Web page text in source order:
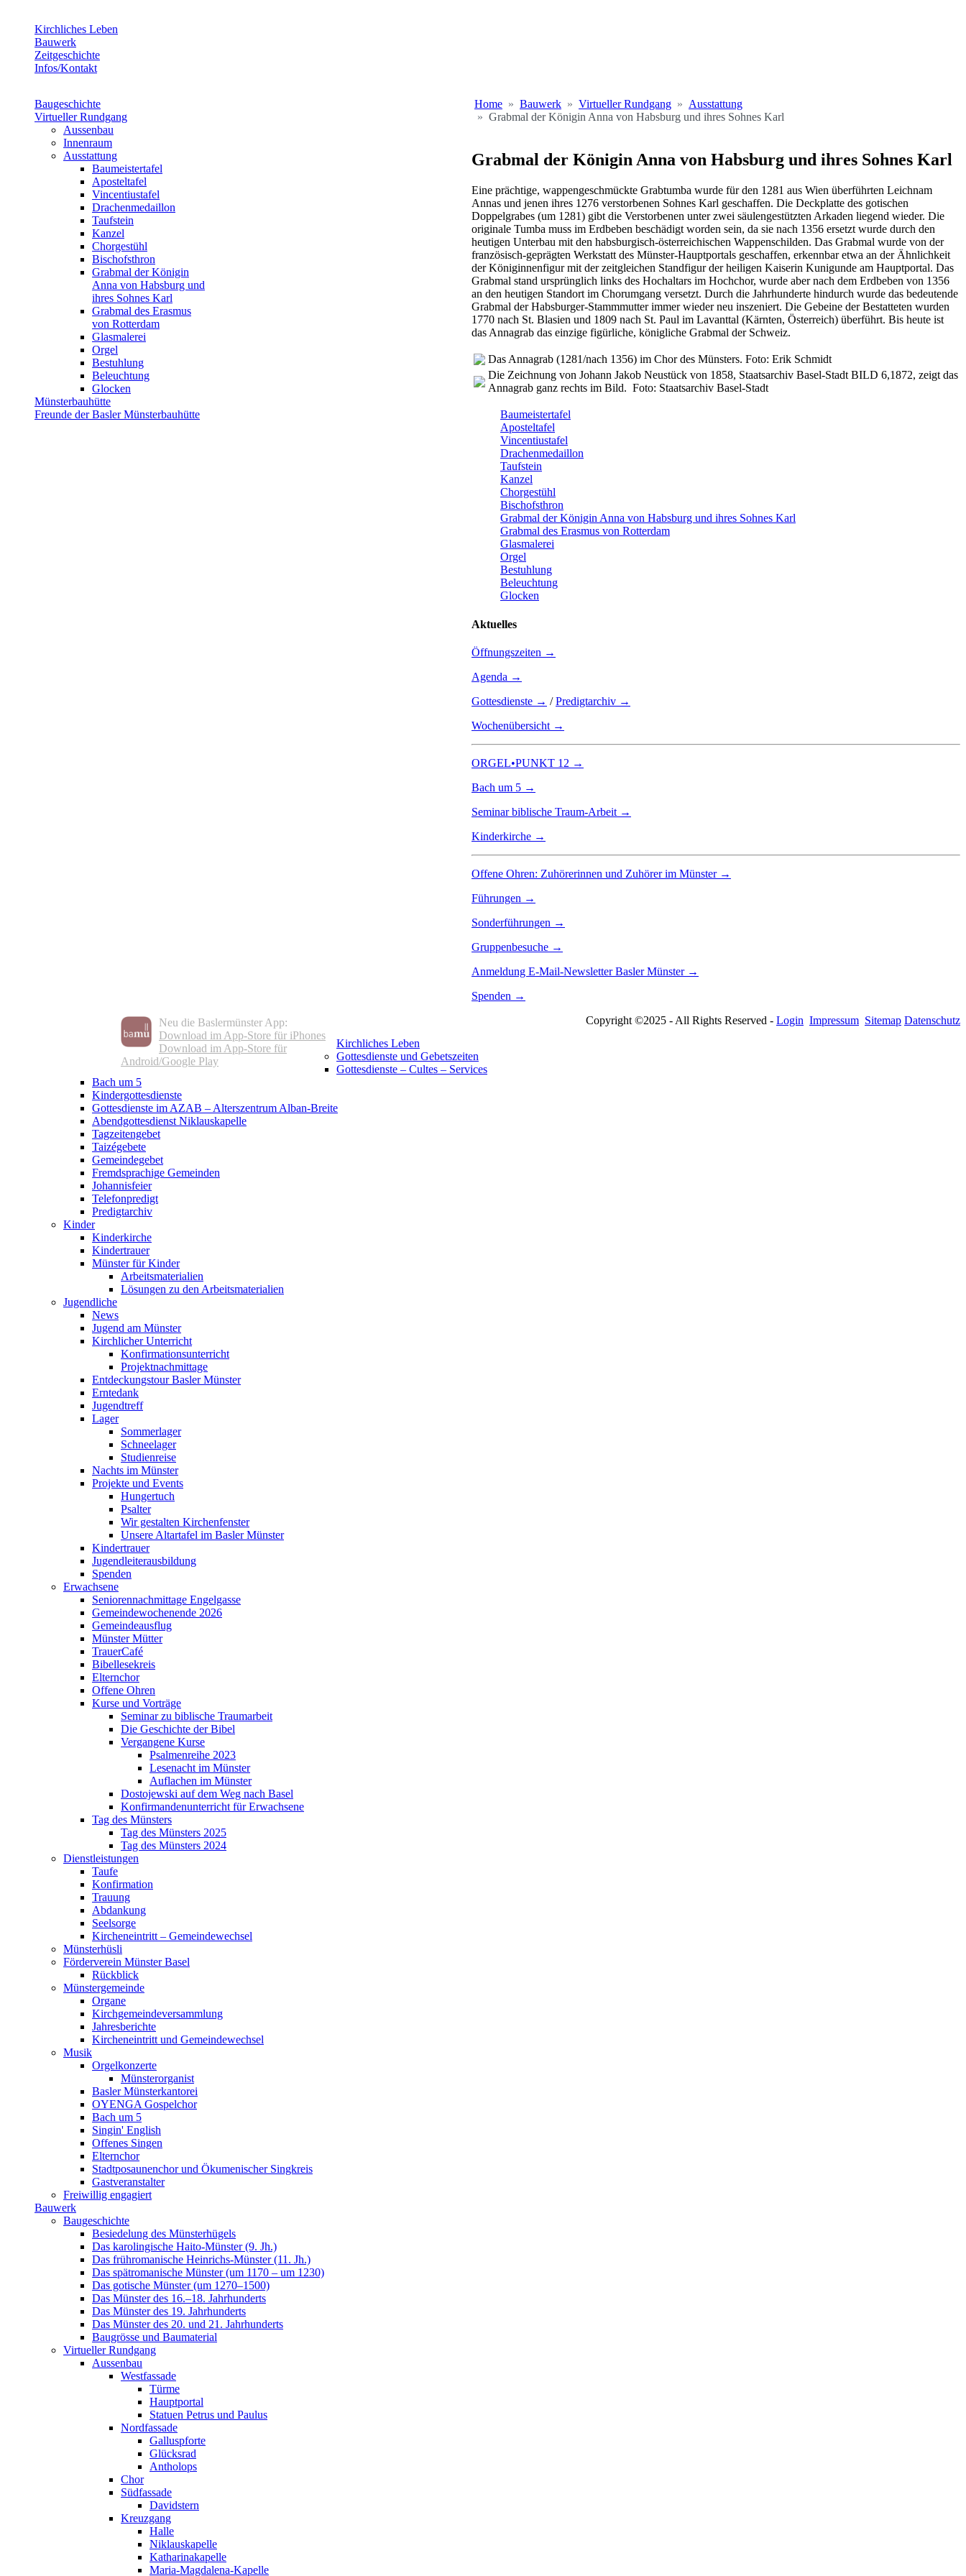
Kirchliches Leben
Bauwerk
Zeitgeschichte
Infos/Kontakt
Baugeschichte
Virtueller Rundgang
Aussenbau
Innenraum
Ausstattung
Baumeistertafel
Aposteltafel
Vincentiustafel
Drachenmedaillon
Taufstein
Kanzel
Chorgestühl
Bischofsthron
Grabmal der Königin
Anna von Habsburg und
ihres Sohnes Karl
Grabmal des Erasmus
von Rotterdam
Glasmalerei
Orgel
Bestuhlung
Beleuchtung
Glocken
Münsterbauhütte
Freunde der Basler Münsterbauhütte
Home Bauwerk Virtueller Rundgang
Ausstattung
Grabmal der Königin Anna von Habsburg und ihres Sohnes Karl
Grabmal der Königin Anna von Habsburg und ihres Sohnes Karl
Eine prächtige, wappengeschmückte Grabtumba wurde für den 1281 aus Wien überführten Leichnam
Annas und jenen ihres 1276 verstorbenen Sohnes Karl geschaffen. Die Deckplatte des gotischen
Doppelgrabes (um 1281) gibt die Verstorbenen unter zwei säulengestützten Arkaden liegend wieder. Die
originale Tumba muss im Erdbeben beschädigt worden sein, da sie nach 1356 ersetzt wurde durch den
heutigen Unterbau mit den habsburgisch-österreichischen Wappenschilden. Das Grabmal wurde von der
französisch-geprägten Werkstatt des Münster-Hauptportals geschaffen, erkennbar etwa an der Ähnlichkeit
der Königinnenfigur mit der zeitgleichen Standfigur der heiligen Kaiserin Kunigunde am Hauptportal. Das
Grabmal stand ursprünglich links des Hochaltars im Hochchor, wurde aber nach dem Erdbeben von 1356
an den heutigen Standort im Chorumgang versetzt. Durch die Jahrhunderte hindurch wurde das bedeutende
Grabmal der Habsburger-Stammmutter immer wieder neu inszeniert. Die Gebeine der Bestatteten wurden
1770 nach St. Blasien und 1809 nach St. Paul im Lavanttal (Kärnten, Österreich) überführt. Bis heute ist
das Annagrab das einzige figürliche, königliche Grabmal der Schweiz.
Das Annagrab (1281/nach 1356) im Chor des Münsters. Foto: Erik Schmidt
Die Zeichnung von Johann Jakob Neustück von 1858, Staatsarchiv Basel-Stadt BILD 6,1872, zeigt das
Annagrab ganz rechts im Bild. Foto: Staatsarchiv Basel-Stadt
Baumeistertafel
Aposteltafel
Vincentiustafel
Drachenmedaillon
Taufstein
Kanzel
Chorgestühl
Bischofsthron
Grabmal der Königin Anna von Habsburg und ihres Sohnes Karl
Grabmal des Erasmus von Rotterdam
Glasmalerei
Orgel
Bestuhlung
Beleuchtung
Glocken
Aktuelles
Öffnungszeiten →
Agenda →
Gottesdienste → /Predigtarchiv →
Wochenübersicht →
ORGEL•PUNKT 12 →
Bach um 5 →
Seminar biblische Traum-Arbeit →
Kinderkirche →
Offene Ohren: Zuhörerinnen und Zuhörer im Münster →
Führungen →
Sonderführungen →
Gruppenbesuche →
Anmeldung E-Mail-Newsletter Basler Münster →
Spenden →
Neu die Baslermünster App:
Download im App-Store für iPhones
Download im App-Store für
Android/Google Play
Copyright ©2025 - All Rights Reserved - Login Impressum Sitemap Datenschutz
Kirchliches Leben
Gottesdienste und Gebetszeiten
Gottesdienste – Cultes – Services
Bach um 5
Kindergottesdienste
Gottesdienste im AZAB – Alterszentrum Alban-Breite
Abendgottesdienst Niklauskapelle
Tagzeitengebet
Taizégebete
Gemeindegebet
Fremdsprachige Gemeinden
Johannisfeier
Telefonpredigt
Predigtarchiv
Kinder
Kinderkirche
Kindertrauer
Münster für Kinder
Arbeitsmaterialien
Lösungen zu den Arbeitsmaterialien
Jugendliche
News
Jugend am Münster
Kirchlicher Unterricht
Konfirmationsunterricht
Projektnachmittage
Entdeckungstour Basler Münster
Erntedank
Jugendtreff
Lager
Sommerlager
Schneelager
Studienreise
Nachts im Münster
Projekte und Events
Hungertuch
Psalter
Wir gestalten Kirchenfenster
Unsere Altartafel im Basler Münster
Kindertrauer
Jugendleiterausbildung
Spenden
Erwachsene
Seniorennachmittage Engelgasse
Gemeindewochenende 2026
Gemeindeausflug
Münster Mütter
TrauerCafé
Bibellesekreis
Elternchor
Offene Ohren
Kurse und Vorträge
Seminar zu biblische Traumarbeit
Die Geschichte der Bibel
Vergangene Kurse
Psalmenreihe 2023
Lesenacht im Münster
Auflachen im Münster
Dostojewski auf dem Weg nach Basel
Konfirmandenunterricht für Erwachsene
Tag des Münsters
Tag des Münsters 2025
Tag des Münsters 2024
Dienstleistungen
Taufe
Konfirmation
Trauung
Abdankung
Seelsorge
Kircheneintritt – Gemeindewechsel
Münsterhüsli
Förderverein Münster Basel
Rückblick
Münstergemeinde
Organe
Kirchgemeindeversammlung
Jahresberichte
Kircheneintritt und Gemeindewechsel
Musik
Orgelkonzerte
Münsterorganist
Basler Münsterkantorei
OYENGA Gospelchor
Bach um 5
Singin' English
Offenes Singen
Elternchor
Stadtposaunenchor und Ökumenischer Singkreis
Gastveranstalter
Freiwillig engagiert
Bauwerk
Baugeschichte
Besiedelung des Münsterhügels
Das karolingische Haito-Münster (9. Jh.)
Das frühromanische Heinrichs-Münster (11. Jh.)
Das spätromanische Münster (um 1170 – um 1230)
Das gotische Münster (um 1270–1500)
Das Münster des 16.–18. Jahrhunderts
Das Münster des 19. Jahrhunderts
Das Münster des 20. und 21. Jahrhunderts
Baugrösse und Baumaterial
Virtueller Rundgang
Aussenbau
Westfassade
Türme
Hauptportal
Statuen Petrus und Paulus
Nordfassade
Galluspforte
Glücksrad
Antholops
Chor
Südfassade
Davidstern
Kreuzgang
Halle
Niklauskapelle
Katharinakapelle
Maria-Magdalena-Kapelle